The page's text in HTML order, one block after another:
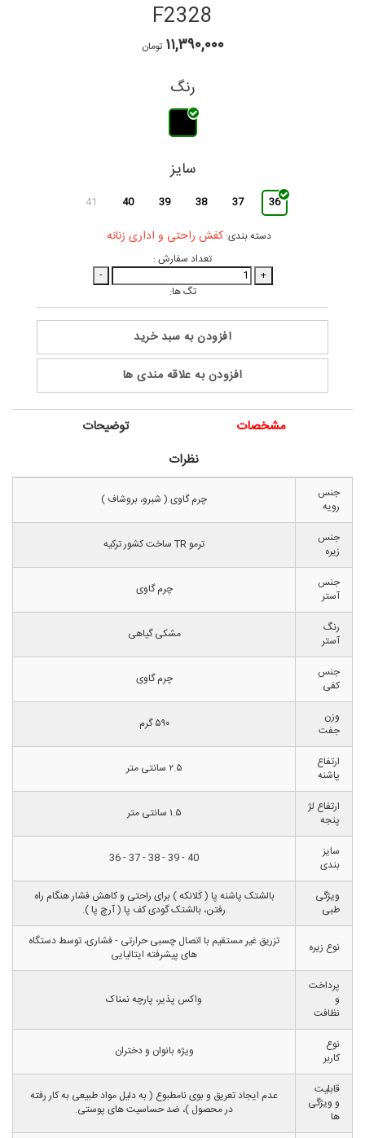
F2328
۱۱,۳۹۰,۰۰۰ تومان
رنگ
سایز
36
37
38
39
40
41
دسته بندی:کفش راحتی و اداری زنانه
تعداد سفارش :
+
-
تگ ها:
افزودن به سبد خرید
افزودن به علاقه مندی ها
مشخصات
توضیحات
نظرات
جنس
رویه
چرم گاوی ( شبرو، بروشاف )
جنس
زیره
ترمو TR ساخت کشور ترکیه
جنس
آستر
چرم گاوی
رنگ
آستر
مشکی گیاهی
جنس
کفی
چرم گاوی
وزن
جفت
۵۹۰ گرم
ارتفاع
پاشنه
۲.۵ سانتی متر
ارتفاع لژ
پنجه
۱.۵ سانتی متر
سایز
بندی
40 - 39 - 38 - 37 - 36
ویژگی
طبی
بالشتک پاشنه پا ( کَلانکه ) برای راحتی و کاهش فشار هنگام راه
رفتن، بالشتک گودی کف پا ( آرچ پا ).
نوع زیره
تزریق غیر مستقیم با اتصال چسبی حرارتی - فشاری، توسط دستگاه
های پیشرفته ایتالیایی
پرداخت
و
نظافت
واکس پذیر، پارچه نمناک
نوع
کاربر
ویژه بانوان و دختران
قابلیت
و ویژگی
ها
عدم ایجاد تعریق و بوی نامطبوع ( به دلیل مواد طبیعی به کار رفته
در محصول )، ضد حساسیت های پوستی.